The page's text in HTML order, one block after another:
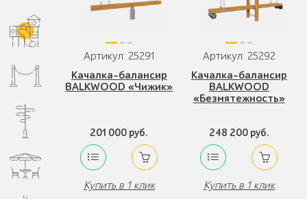
Артикул: 25291
Качалка-балансир
BALKWOOD «Чижик»
201 000 руб.
Купить в 1 клик
Артикул: 25292
Качалка-балансир
BALKWOOD
«Безмятежность»
248 200 руб.
Купить в 1 клик